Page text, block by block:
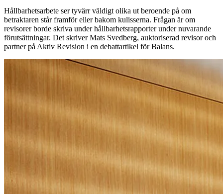
Hållbarhetsarbete ser tyvärr väldigt olika ut beroende på om
betraktaren står framför eller bakom kulisserna. Frågan är om
revisorer borde skriva under hållbarhetsrapporter under nuvarande
förutsättningar. Det skriver Mats Svedberg, auktoriserad revisor och
partner på Aktiv Revision i en debattartikel för Balans.